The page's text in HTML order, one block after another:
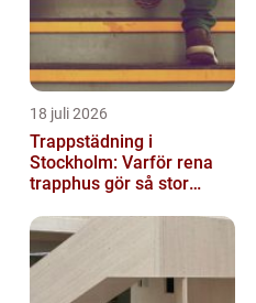
18 juli 2026
Trappstädning i
Stockholm: Varför rena
trapphus gör så stor